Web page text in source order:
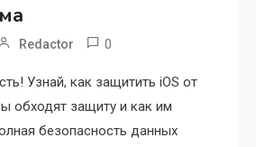
Redactor 0
Узнай, как защитить iOS от
обходят защиту и как им
безопасность данных